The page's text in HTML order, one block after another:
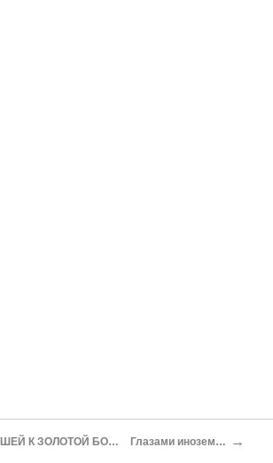
1. ОТ ЗОЛОТЫХ УШЕЙ К ЗОЛОТОЙ БОРОДЕ Глазами иноземцев →